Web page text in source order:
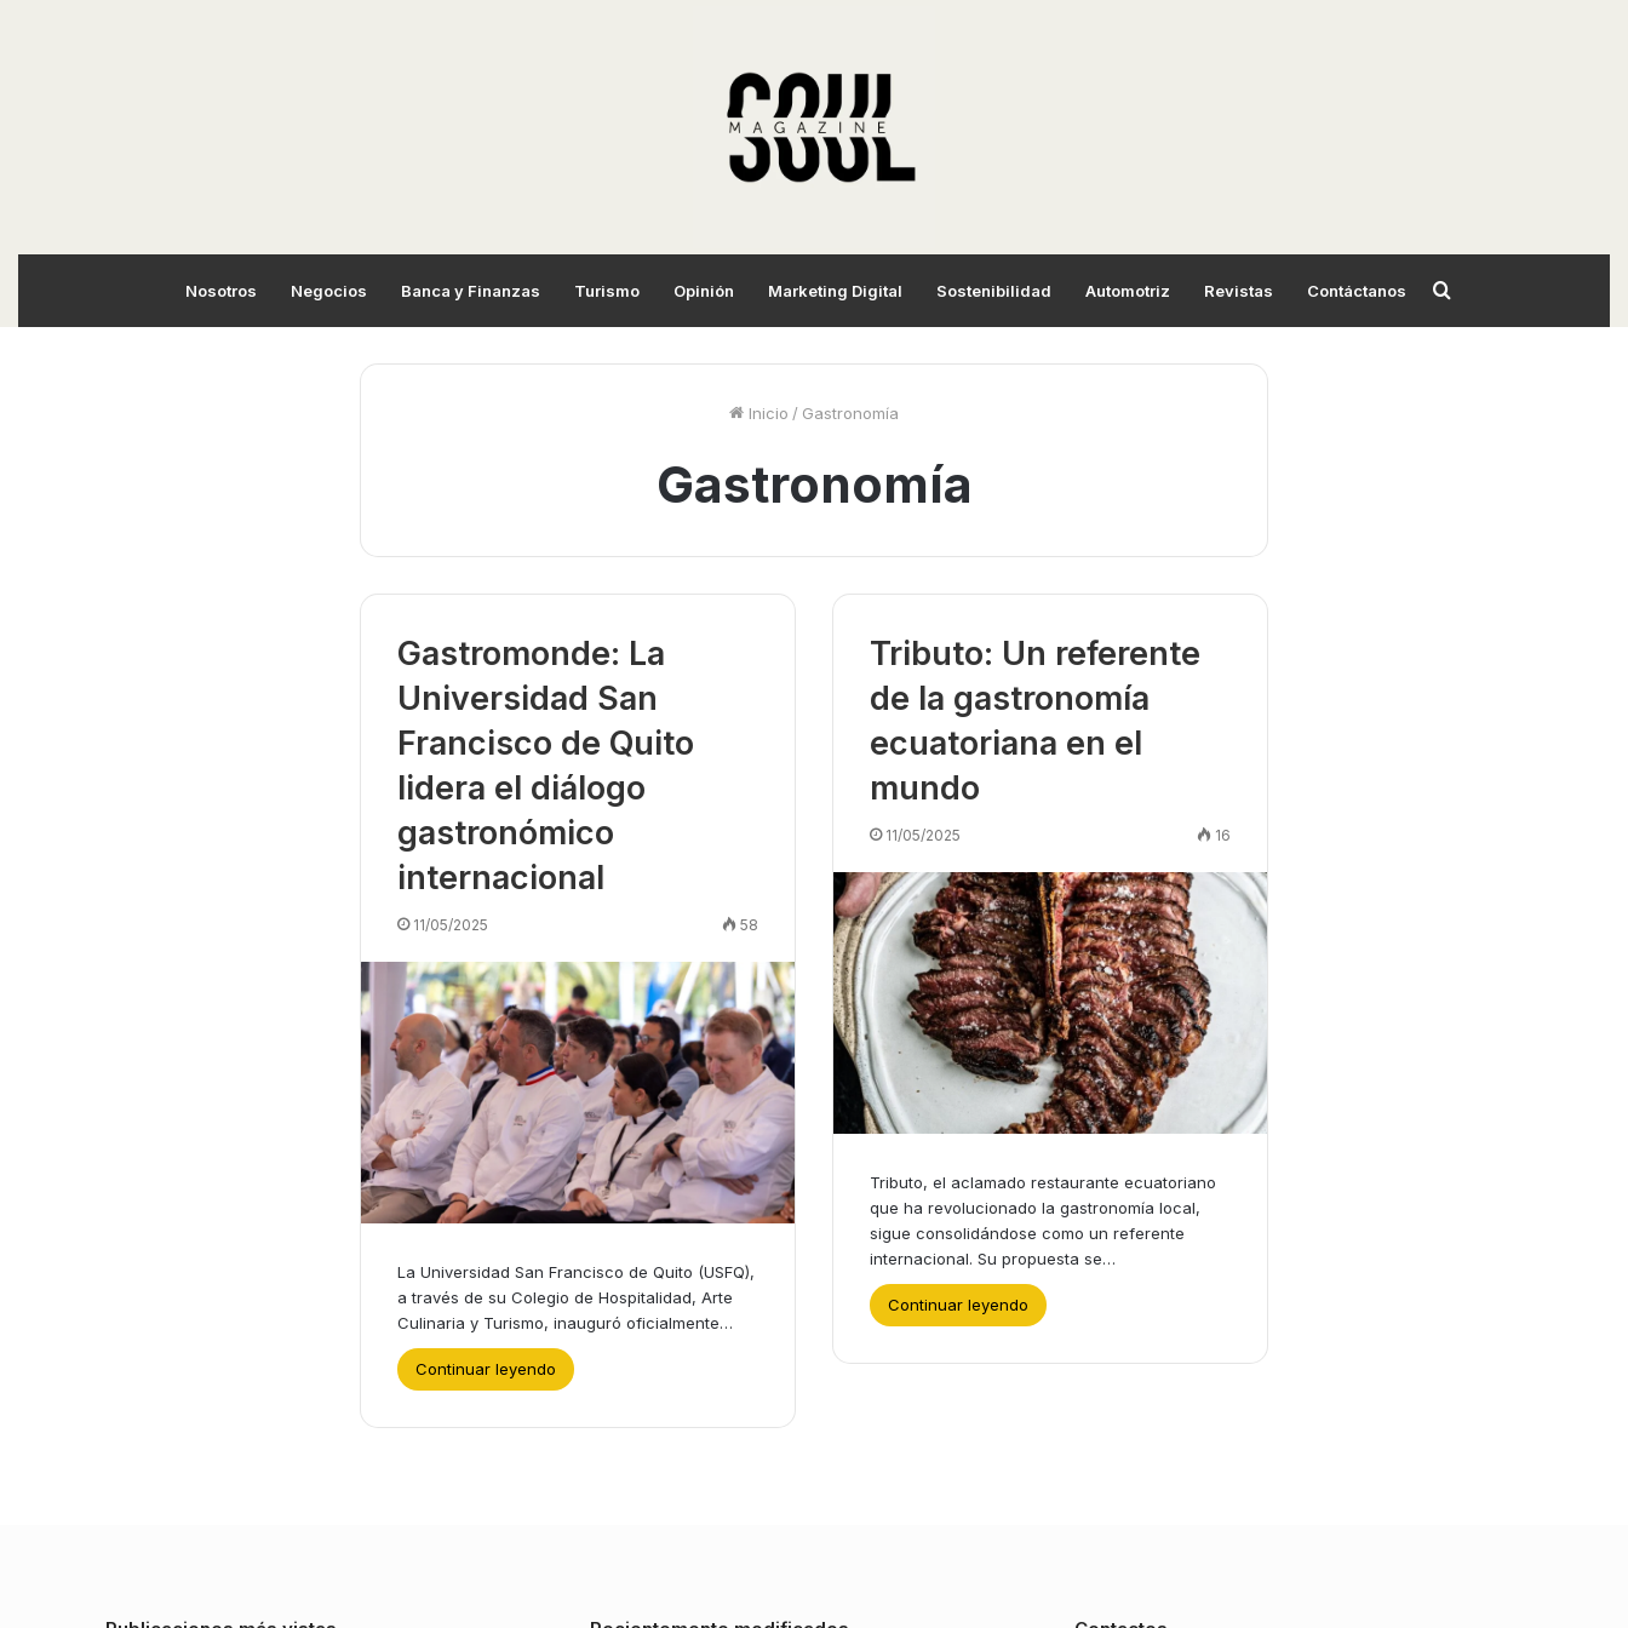
Nosotros Negocios Banca y Finanzas Turismo Opinión Marketing Digital Sostenibilidad Automotriz Revistas Contáctanos
Inicio / Gastronomía
Gastronomía
Gastromonde: La
Universidad San
Francisco de Quito
lidera el diálogo
gastronómico
internacional
11/05/2025 58
La Universidad San Francisco de Quito (USFQ),
a través de su Colegio de Hospitalidad, Arte
Culinaria y Turismo, inauguró oficialmente…
Continuar leyendo
Tributo: Un referente
de la gastronomía
ecuatoriana en el
mundo
11/05/2025 16
Tributo, el aclamado restaurante ecuatoriano
que ha revolucionado la gastronomía local,
sigue consolidándose como un referente
internacional. Su propuesta se…
Continuar leyendo